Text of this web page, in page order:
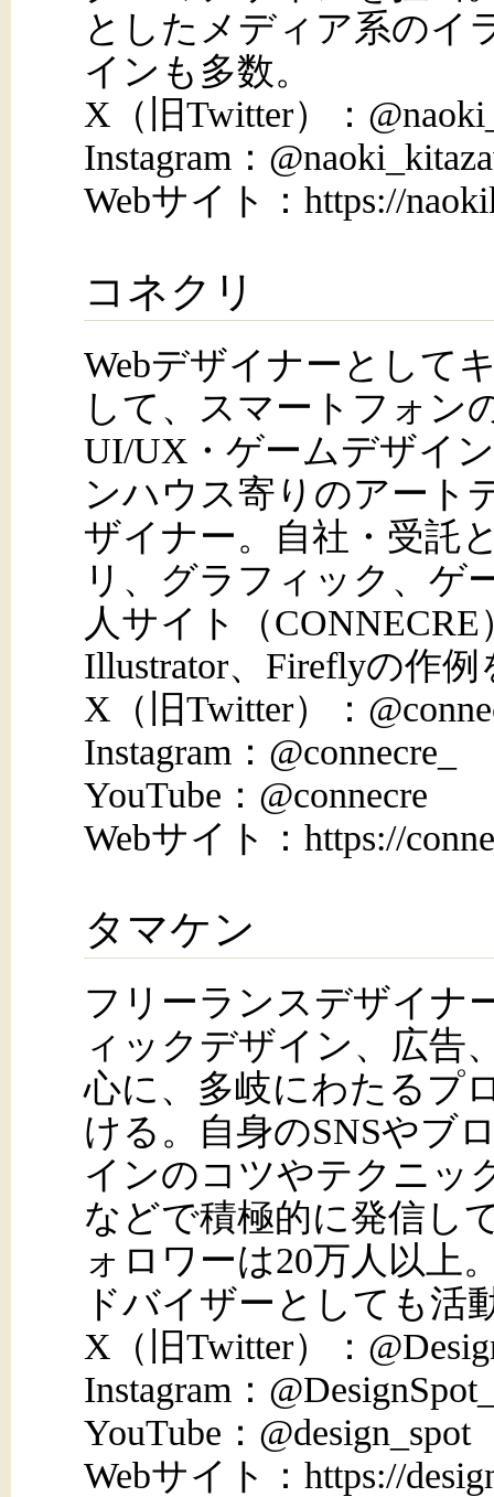
としたメディア系のイ
インも多数。
X（旧Twitter）：
Instagram：
Webサイト：https://
コネクリ
Webデザイナーとして
して、スマートフォン
UI/UX・ゲームデザイ
ンハウス寄りのアート
ザイナー。自社・受託
リ、グラフィック、ゲ
人サイト（CONNECRE
Illustrator、Fireflyの作
X（旧Twitter）：
Instagram：@connecre_
YouTube：@connecre
Webサイト：https://
タマケン
フリーランスデザイナ
ィックデザイン、広告
心に、多岐にわたるプ
ける。自身のSNSやブ
インのコツやテクニッ
などで積極的に発信し
ォロワーは20万人以上
ドバイザーとしても活
X（旧Twitter）：
Instagram：
YouTube：@design_spot
Webサイト：https://